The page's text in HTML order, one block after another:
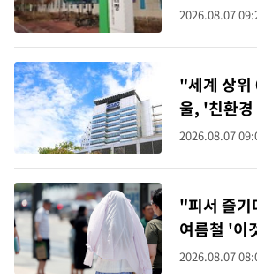
2026.08.07
"세계 상
울, '친환
2026.08.07
"피서 즐
여름철 '이
2026.08.07